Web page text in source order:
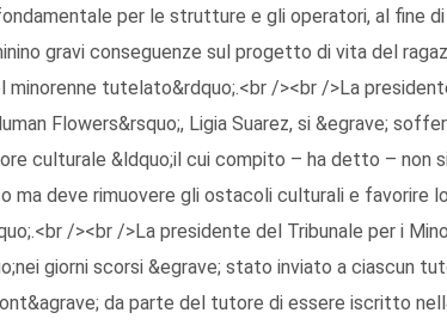
per le strutture e gli operatori, al fine
gravi conseguenze sul progetto di vita del
minorenne tutelato&rdquo;.<br /><br />La
Flowers&rsquo;, Ligia Suarez, si &egrave;
culturale &ldquo;il cui compito – ha detto – non
ma deve rimuovere gli ostacoli culturali e favorire
/><br />La presidente del Tribunale per i
giorni scorsi &egrave; stato inviato a ciascun
da parte del tutore di essere iscritto